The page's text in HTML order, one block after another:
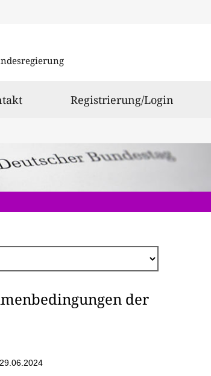
Registrierung/Login
der